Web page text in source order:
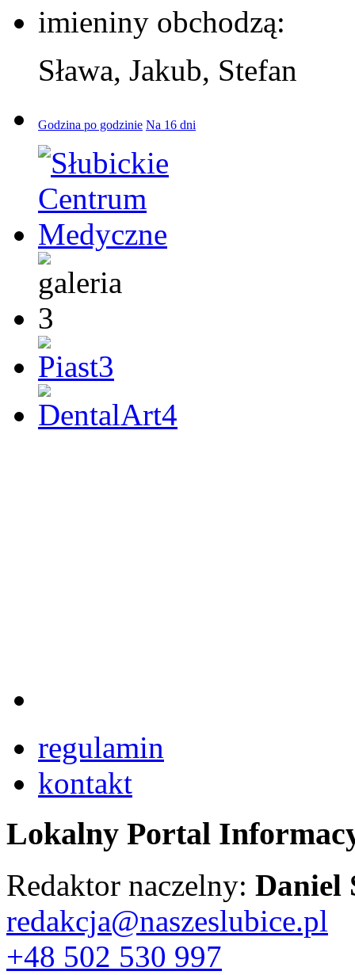
imieniny obchodzą:
Sława, Jakub, Stefan
Godzina po godzinie Na 16 dni
regulamin
kontakt
Lokalny Portal
Redaktor naczelny: Daniel
redakcja@naszeslubice.pl
+48 502 530 997